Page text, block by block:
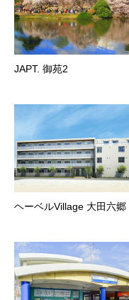
JAPT. 御苑2
ヘーベルVillage 大田六郷